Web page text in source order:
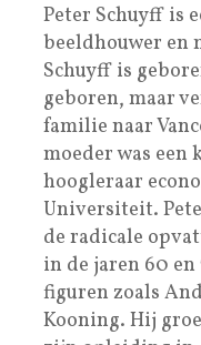
Peter Schuyff is
beeldhouwer en
Schuyff is
geboren, maar
familie naar
moeder was een
hoogleraar
Universiteit.
de radicale
in de jaren 60
figuren zoals
Kooning. Hij